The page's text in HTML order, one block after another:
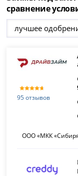
сравнение
лучшее
95 отзывов
ООО «МКК